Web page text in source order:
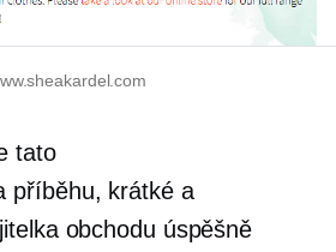
tato
příběhu, krátké a
obchodu úspěšně